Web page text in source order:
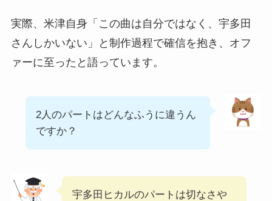
実際、米津自身「この曲は自分ではなく、宇多田
さんしかいない」と制作過程で確信を抱き、オフ
ァーに至ったと語っています。
2人のパートはどんなふうに違うん
ですか？
宇多田ヒカルのパートは切なさや